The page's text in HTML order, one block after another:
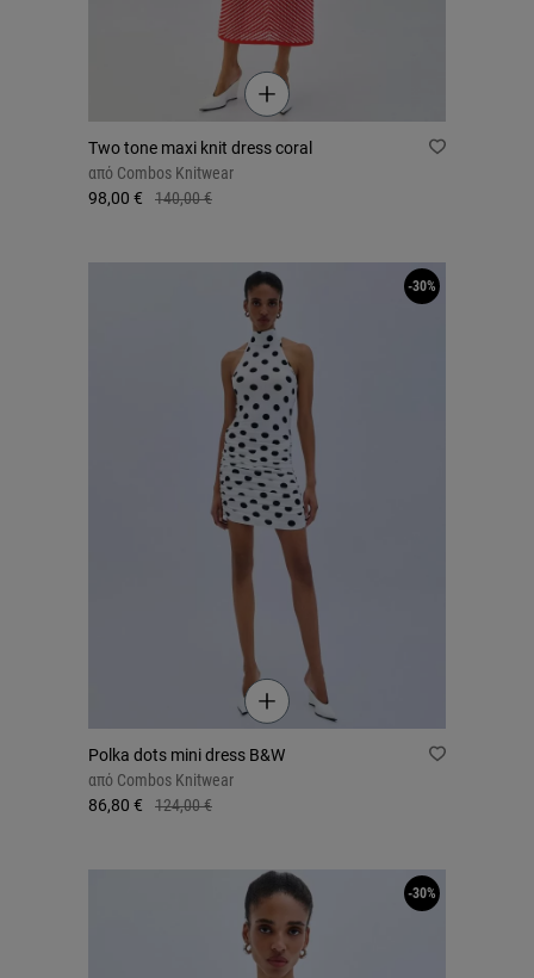
Two tone maxi knit dress coral
από Combos Knitwear
98,00 €
140,00 €
Polka dots mini dress B&W
από Combos Knitwear
86,80 €
124,00 €
-30%
-30%